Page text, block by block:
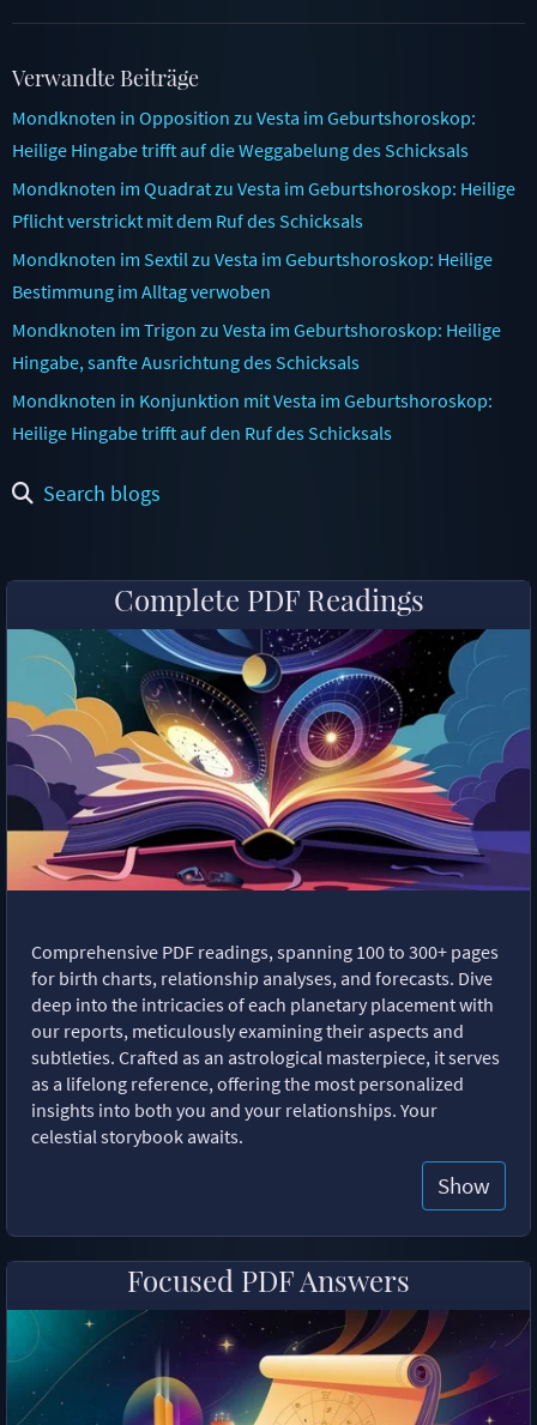
Verwandte Beiträge
Mondknoten in Opposition zu Vesta im Geburtshoroskop:
Heilige Hingabe trifft auf die Weggabelung des Schicksals
Mondknoten im Quadrat zu Vesta im Geburtshoroskop: Heilige
Pflicht verstrickt mit dem Ruf des Schicksals
Mondknoten im Sextil zu Vesta im Geburtshoroskop: Heilige
Bestimmung im Alltag verwoben
Mondknoten im Trigon zu Vesta im Geburtshoroskop: Heilige
Hingabe, sanfte Ausrichtung des Schicksals
Mondknoten in Konjunktion mit Vesta im Geburtshoroskop:
Heilige Hingabe trifft auf den Ruf des Schicksals
Search blogs
Complete PDF Readings
Comprehensive PDF readings, spanning 100 to 300+ pages
for birth charts, relationship analyses, and forecasts. Dive
deep into the intricacies of each planetary placement with
our reports, meticulously examining their aspects and
subtleties. Crafted as an astrological masterpiece, it serves
as a lifelong reference, offering the most personalized
insights into both you and your relationships. Your
celestial storybook awaits.
Show
Focused PDF Answers